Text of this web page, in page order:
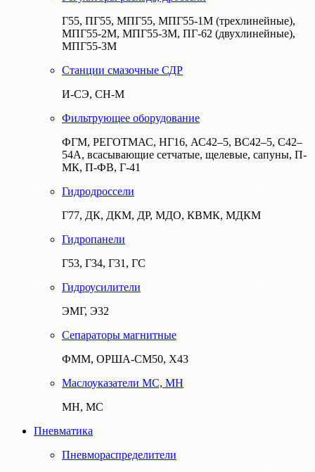
Г55, ПГ55, МПГ55, МПГ55-1М (трехлинейные),
МПГ55-2М, МПГ55-3М, ПГ-62 (двухлинейные),
МПГ55-3М
Станции смазочные СДР
И-СЭ, СН-М
Фильтрующее оборудование
ФГМ, РЕГОТМАС, НГ16, АС42–5, ВС42–5, С42–
54А, всасывающие сетчатые, щелевые, сапуны, П-
МК, П-ФВ, Г-41
Гидродроссели
Г77, ДК, ДКМ, ДР, МДО, КВМК, МДКМ
Гидропанели
Г53, Г34, Г31, ГС
Гидроусилители
ЭМГ, Э32
Сепараторы магнитные
ФММ, ОРША-СМ50, Х43
Маслоуказатели МС, МН
МН, МС
Пневматика
Пневмораспределители